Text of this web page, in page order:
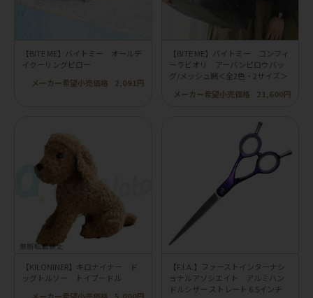
【BITE ME】バイトミー オールデ
イクーリングピロー
メーカー希望小売価格
2,091円
【BITE ME】バイトミー コンフィ
ーラビオリ アーバンピロウバッ
グ/メッシュ網＜全2色・2サイズ＞
メーカー希望小売価格
21,600円
【KILONINER】キロナイナー ド
ッグトルソー トイプードル
【F.I.A.】ファーストインターナシ
ョナルアソシエイト アルミハン
ドルシザー ストレート 6.5インチ